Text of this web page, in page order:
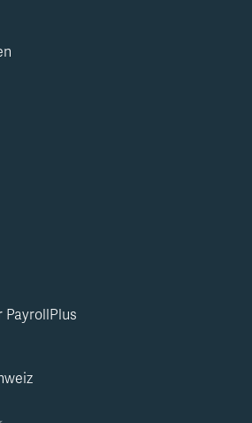
PayrollPlus